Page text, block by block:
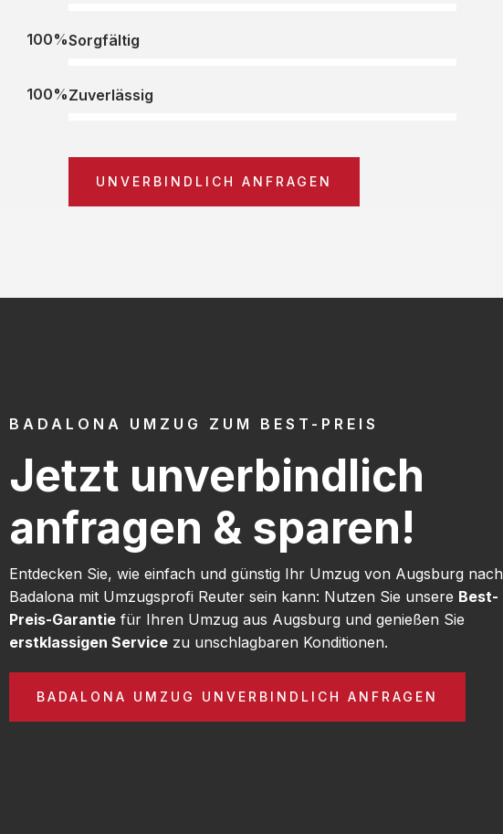
Sorgfältig
100%
Zuverlässig
100%
UNVERBINDLICH ANFRAGEN
BADALONA UMZUG ZUM BEST-PREIS
Jetzt unverbindlich
anfragen & sparen!
Entdecken Sie, wie einfach und günstig Ihr Umzug von Augsburg nach
Badalona mit Umzugsprofi Reuter sein kann: Nutzen Sie unsere Best-
Preis-Garantie für Ihren Umzug aus Augsburg und genießen Sie
erstklassigen Service zu unschlagbaren Konditionen.
BADALONA UMZUG UNVERBINDLICH ANFRAGEN